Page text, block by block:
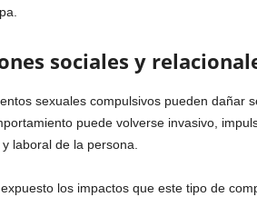
sociales y
sexuales compulsivos pueden dañar
puede volverse invasivo,
laboral de la persona.
los impactos que este tipo de